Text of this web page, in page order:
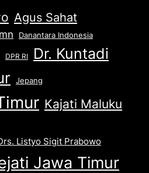
Agus Sahat
Danantara Indonesia
DPR RI Dr. Kuntadi
Jepang
Kajati Maluku
Listyo Sigit Prabowo
Jawa Timur